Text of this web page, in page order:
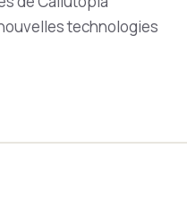
technologies